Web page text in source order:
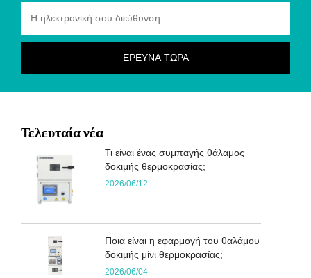
Τελευταία νέα
Τι είναι ένας συμπαγής θάλαμος
δοκιμής θερμοκρασίας;
2026/06/12
Ποια είναι η εφαρμογή του θαλάμου
δοκιμής μίνι θερμοκρασίας;
2026/06/04